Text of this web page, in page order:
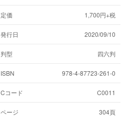
定価 1,700円+税
発行日 2020/09/10
判型 四六判
ISBN 978-4-87723-261-0
Cコード C0011
ページ 304頁